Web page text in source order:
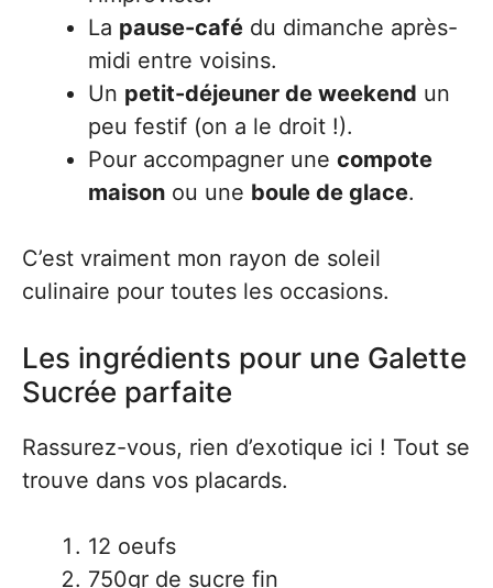
La pause-café du dimanche après-
midi entre voisins.
Un petit-déjeuner de weekend un
peu festif (on a le droit !).
Pour accompagner une compote
maison ou une boule de glace.
C’est vraiment mon rayon de soleil
culinaire pour toutes les occasions.
Les ingrédients pour une Galette
Sucrée parfaite
Rassurez-vous, rien d’exotique ici ! Tout se
trouve dans vos placards.
12 oeufs
750gr de sucre fin